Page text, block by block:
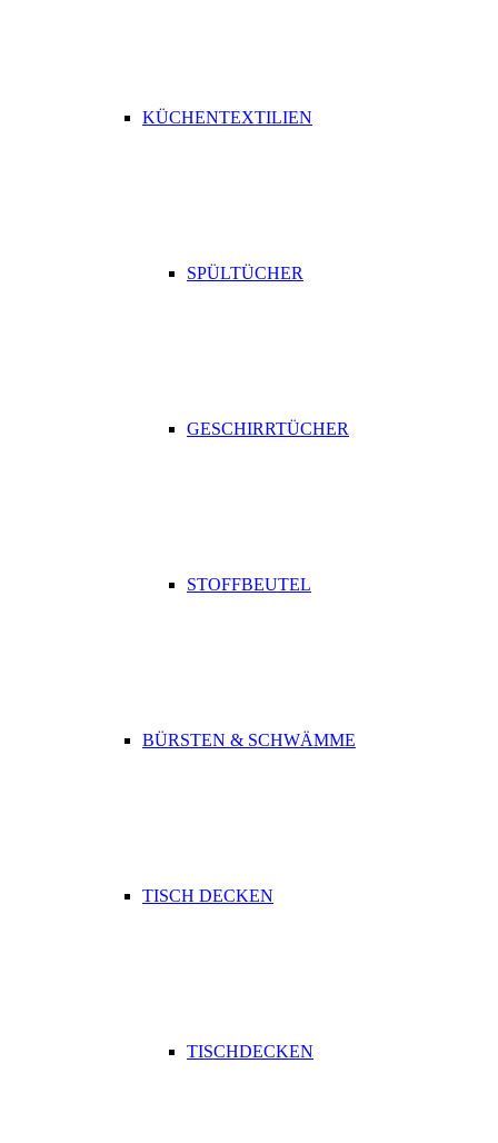
KÜCHENTEXTILIEN
SPÜLTÜCHER
GESCHIRRTÜCHER
STOFFBEUTEL
BÜRSTEN & SCHWÄMME
TISCH DECKEN
TISCHDECKEN